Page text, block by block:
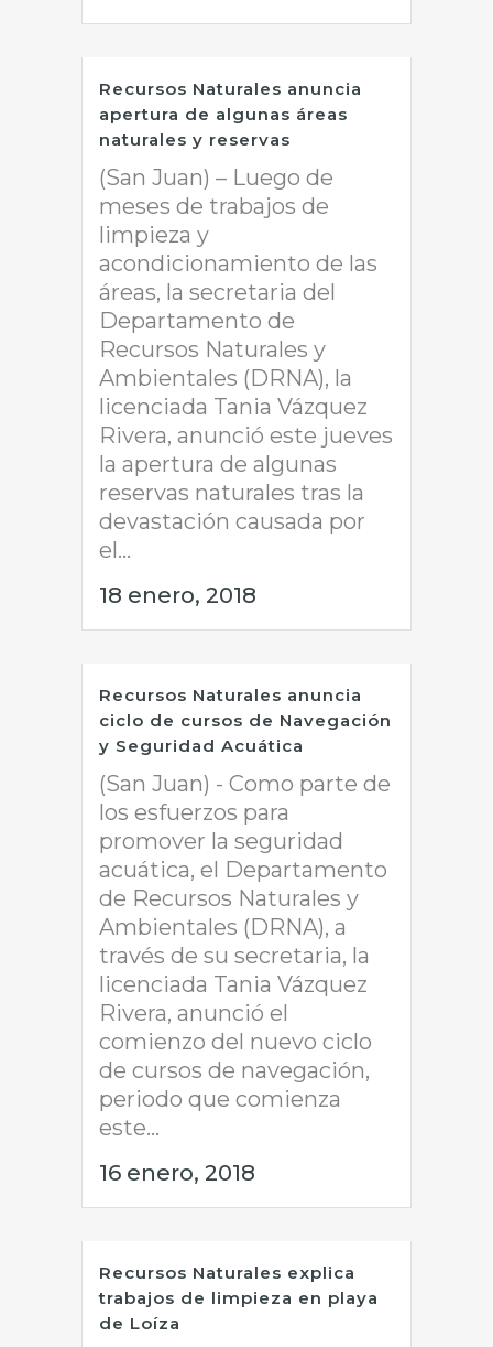
Recursos Naturales anuncia
apertura de algunas áreas
naturales y reservas
(San Juan) – Luego de
meses de trabajos de
limpieza y
acondicionamiento de las
áreas, la secretaria del
Departamento de
Recursos Naturales y
Ambientales (DRNA), la
licenciada Tania Vázquez
Rivera, anunció este jueves
la apertura de algunas
reservas naturales tras la
devastación causada por
el...
18 enero, 2018
Recursos Naturales anuncia
ciclo de cursos de Navegación
y Seguridad Acuática
(San Juan) - Como parte de
los esfuerzos para
promover la seguridad
acuática, el Departamento
de Recursos Naturales y
Ambientales (DRNA), a
través de su secretaria, la
licenciada Tania Vázquez
Rivera, anunció el
comienzo del nuevo ciclo
de cursos de navegación,
periodo que comienza
este...
16 enero, 2018
Recursos Naturales explica
trabajos de limpieza en playa
de Loíza